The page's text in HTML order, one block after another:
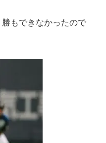
もできなかったので